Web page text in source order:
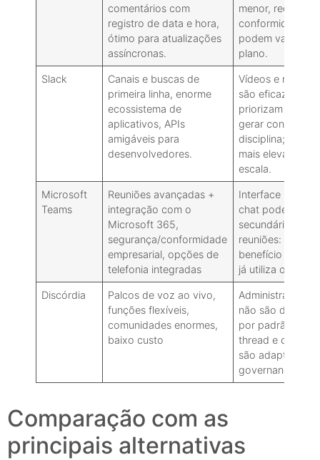
comentários com
registro de data e hora,
ótimo para atualizações
assíncronas.
menor, recursos
conformidade
podem variar
plano.
Slack
Canais e buscas de
primeira linha, enorme
ecossistema de
aplicativos, APIs
amigáveis para
desenvolvedores.
Vídeos e
são eficazes,
priorizam o
gerar confusão
disciplina; e têm
mais elevado
escala.
Microsoft
Teams
Reuniões avançadas +
integração com o
Microsoft 365,
segurança/conformidade
empresarial, opções de
telefonia integradas
Interface mais
chat pode
secundário em
reuniões:
benefício
já utiliza o
Discórdia
Palcos de voz ao vivo,
funções flexíveis,
comunidades enormes,
baixo custo
Administração/
não são de nível
por padrão:
thread e
são adaptados
governança
Comparação com as
principais alternativas